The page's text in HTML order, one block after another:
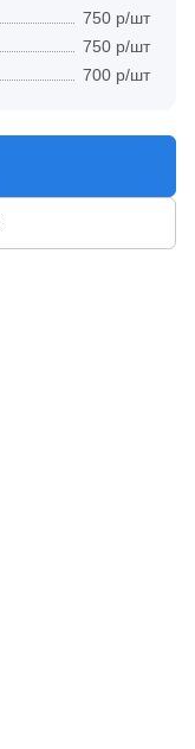
750 р/шт
750 р/шт
700 р/шт